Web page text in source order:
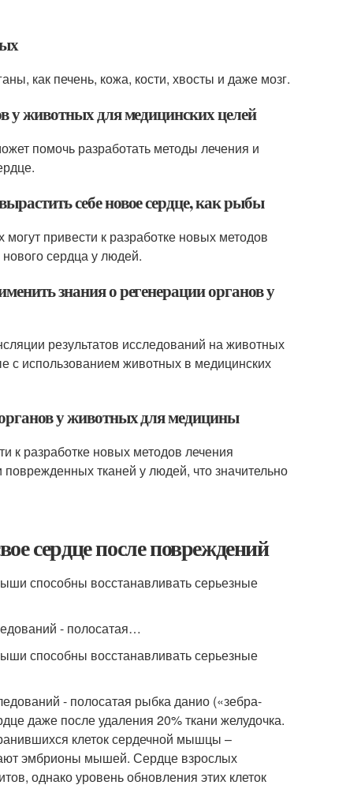
как печень, кожа, кости, хвосты и даже мозг.
у животных для медицинских целей
помочь разработать методы лечения и
себе новое сердце, как рыбы
привести к разработке новых методов
сердца у людей.
знания о регенерации органов у
результатов исследований на животных
с использованием животных в медицинских
у животных для медицины
к разработке новых методов лечения
тканей у людей, что значительно
сердце после повреждений
способны восстанавливать серьезные
- полосатая…
способны восстанавливать серьезные
- полосатая рыбка данио («зебра-
даже после удаления 20% ткани желудочка.
клеток сердечной мышцы –
эмбрионы мышей. Сердце взрослых
однако уровень обновления этих клеток